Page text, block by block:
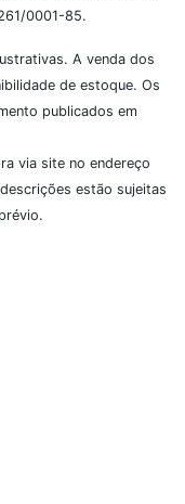
0001-85.
A venda dos
de estoque. Os
publicados em
via site no endereço
estão sujeitas